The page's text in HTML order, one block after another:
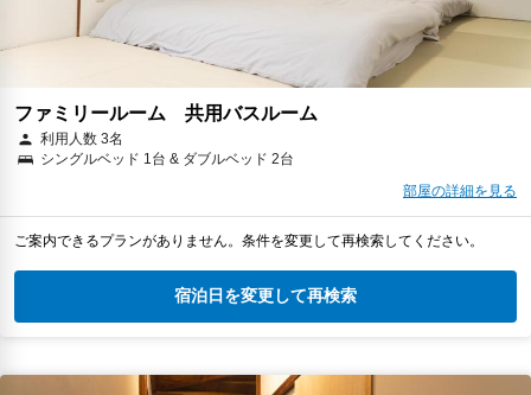
ファミリールーム 共用バスルーム
利用人数 3名
シングルベッド 1台 & ダブルベッド 2台
部屋の詳細を見る
ご案内できるプランがありません。条件を変更して再検索してください。
宿泊日を変更して再検索